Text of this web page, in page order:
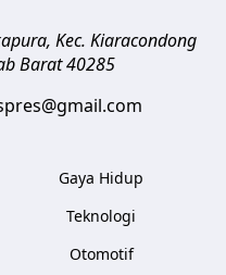
Kec. Kiaracondong
Barat 40285
Gaya Hidup
Teknologi
Otomotif